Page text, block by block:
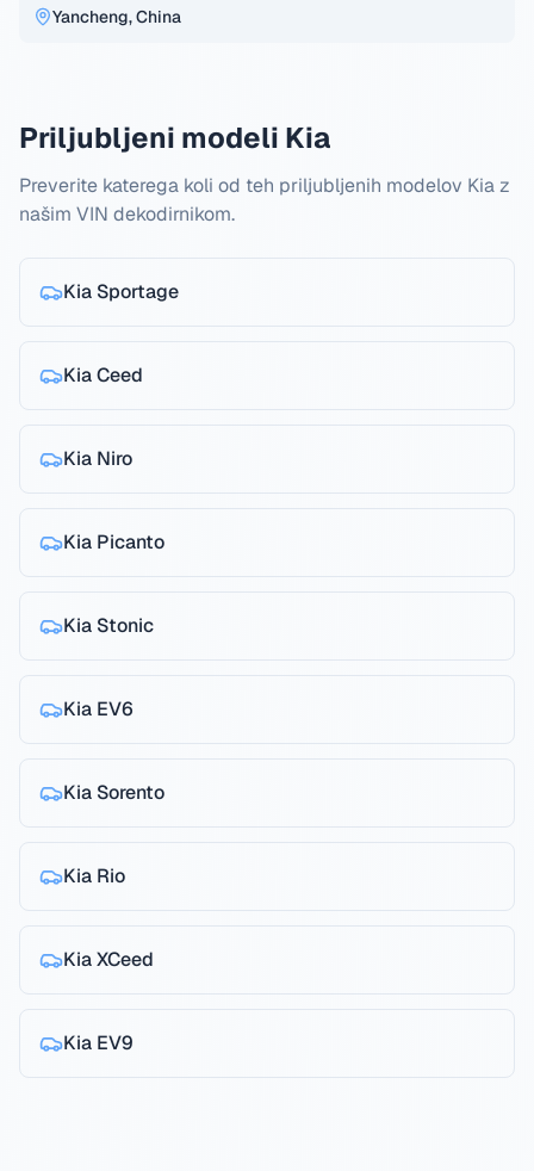
Yancheng, China
Priljubljeni modeli Kia
Preverite katerega koli od teh priljubljenih modelov Kia z
našim VIN dekodirnikom.
Kia Sportage
KiaCeed
Kia Niro
Kia Picanto
Kia Stonic
Kia EV6
Kia Sorento
Kia Rio
KiaXCeed
Kia EV9